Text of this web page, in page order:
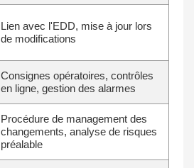
Lien avec l'EDD, mise à jour lors
de modifications
Consignes opératoires, contrôles
en ligne, gestion des alarmes
Procédure de management des
changements, analyse de risques
préalable